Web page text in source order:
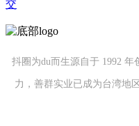
交
抖圈为du而生源自于 1992
力，善群实业已成为台湾地